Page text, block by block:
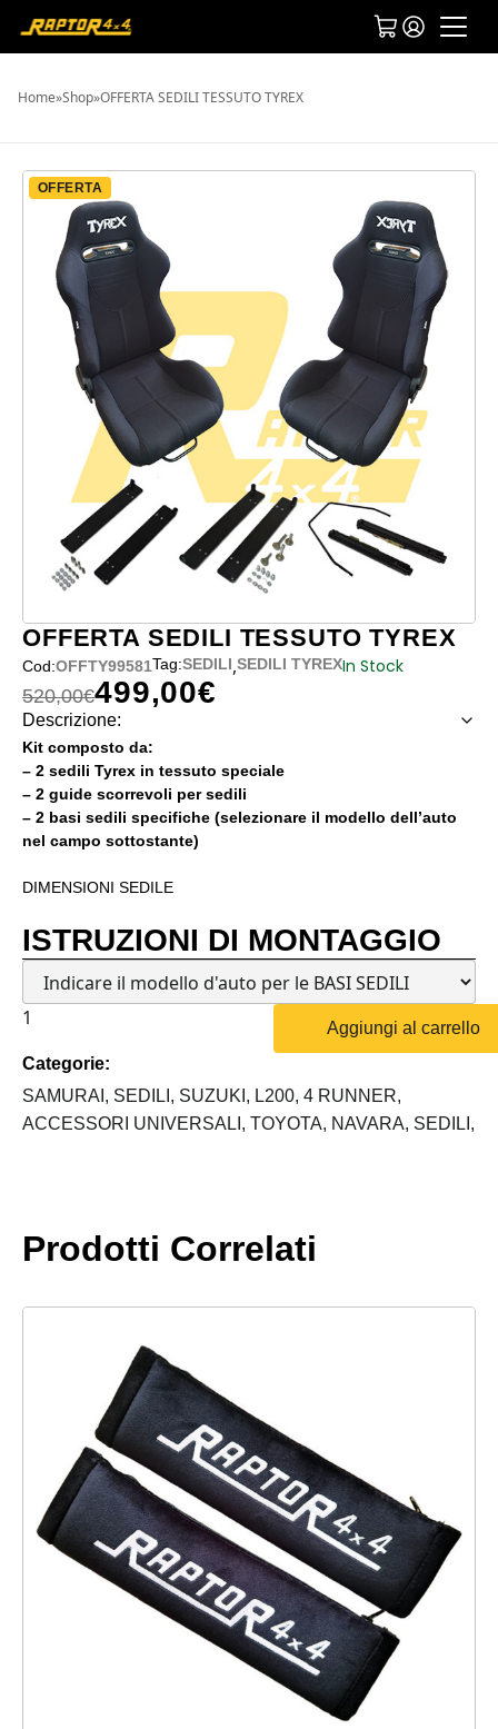
Home»Shop»OFFERTA SEDILI TESSUTO TYREX
OFFERTA
OFFERTA SEDILI TESSUTO TYREX
Cod:OFFTY99581Tag:SEDILI,SEDILI TYREXIn Stock
520,00€
Il prezzo originale era: 520,00€.
499,00€
Il prezzo attuale è: 499,00€.
Descrizione:
Kit composto da:
– 2 sedili Tyrex in tessuto speciale
– 2 guide scorrevoli per sedili
– 2 basi sedili specifiche (selezionare il modello dell’auto
nel campo sottostante)
DIMENSIONI SEDILE
ISTRUZIONI DI MONTAGGIO
OFFERTA
TESSUTO
TYREX
quantità
Aggiungi al carrello
Categorie:
SAMURAI, SEDILI, SUZUKI, L200, 4 RUNNER,
ACCESSORI UNIVERSALI, TOYOTA, NAVARA, SEDILI,
Prodotti Correlati